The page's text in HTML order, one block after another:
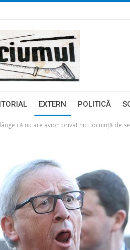
EXTERN POLITICĂ
că nu are avion privat nici locuință de